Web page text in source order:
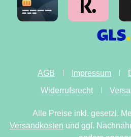
AGB Impressum
Widerrufsrecht
Alle Preise inkl. gesetzl.
Versandkosten und ggf.